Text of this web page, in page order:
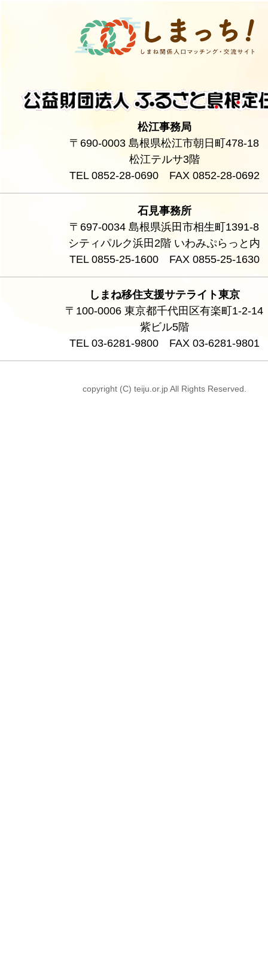
松江事務局
〒690-0003 島根県松江市朝日町478-18
松江テルサ3階
TEL 0852-28-0690 FAX 0852-28-0692
石見事務所
〒697-0034 島根県浜田市相生町1391-8
シティパルク浜田2階 いわみぷらっと内
TEL 0855-25-1600 FAX 0855-25-1630
しまね移住支援サテライト東京
〒100-0006 東京都千代田区有楽町1-2-14
紫ビル5階
TEL 03-6281-9800 FAX 03-6281-9801
copyright (C) teiju.or.jp All Rights Reserved.